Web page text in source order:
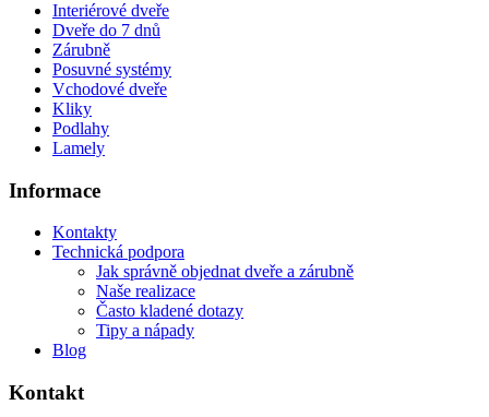
Interiérové dveře
Dveře do 7 dnů
Zárubně
Posuvné systémy
Vchodové dveře
Kliky
Podlahy
Lamely
Informace
Kontakty
Technická podpora
Jak správně objednat dveře a zárubně
Naše realizace
Často kladené dotazy
Tipy a nápady
Blog
Kontakt